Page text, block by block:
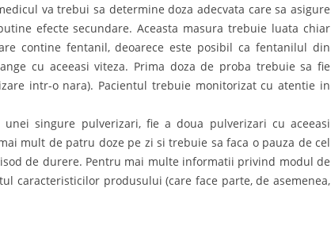
va trebui sa determine doza adecvata care sa asigure
efecte secundare. Aceasta masura trebuie luata chiar
contine fentanil, deoarece este posibil ca fentanilul din
cu aceeasi viteza. Prima doza de proba trebuie sa fie
intr-o nara). Pacientul trebuie monitorizat cu atentie in
singure pulverizari, fie a doua pulverizari cu aceeasi
mult de patru doze pe zi si trebuie sa faca o pauza de cel
de durere. Pentru mai multe informatii privind modul de
caracteristicilor produsului (care face parte, de asemenea,